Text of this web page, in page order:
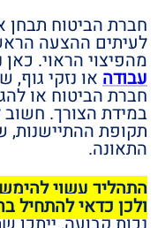
חברת הביטוח תבחן
לעיתים ההצעה
מהפיצוי הראוי.
עבודה או נזקי
חברת הביטוח או
במידת הצורך.
תקופת
התאונה.
התהליך עשוי
ולכן כדאי להתחיל